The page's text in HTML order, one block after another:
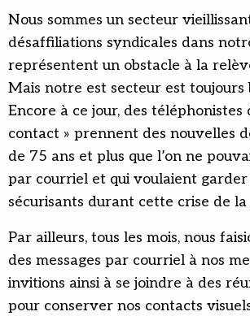
Nous sommes un secteur
désaffiliations syndicales dans
représentent un obstacle à la
Mais notre est secteur est toujours
Encore à ce jour, des téléphonistes
contact » prennent des nouvelles
de 75 ans et plus que l’on ne
par courriel et qui voulaient garder
sécurisants durant cette crise de la
Par ailleurs, tous les mois, nous
des messages par courriel à nos
invitions ainsi à se joindre à des
pour conserver nos contacts